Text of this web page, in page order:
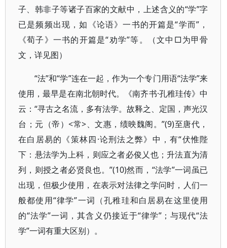
子、韩非子等诸子百家的文献中，上述含义的“学”字
已是频频出现，如《论语》一书的开篇是“学而”，
《荀子》一书的开篇是“劝学”等。（文中□为甲骨
文，详见图）
“法”和“学”连在一起，作为一个专门用语“法学”来
使用，最早是在南北朝时代。《南齐书·孔稚珪传》中
云：“寻古之名流，多有法学。故释之、定国，声光汉
台；元（帝）<常>、文惠，绩映魏阁。”(9)至唐代，
在白居易的《策林四·论刑法之弊》中，有“伏惟陛
下：悬法学为上科，则应之者必俊乂也；升法直为清
列，则授之者必贤良也。”(10)然而，“法学”一词虽已
出现，但极少使用，在表示对法律之学问时，人们一
般都使用“律学”一词（孔稚珪和白居易在这里使用
的“法学”一词，其含义仍接近于“律学”；与现代“法
学”一词有重大区别）。